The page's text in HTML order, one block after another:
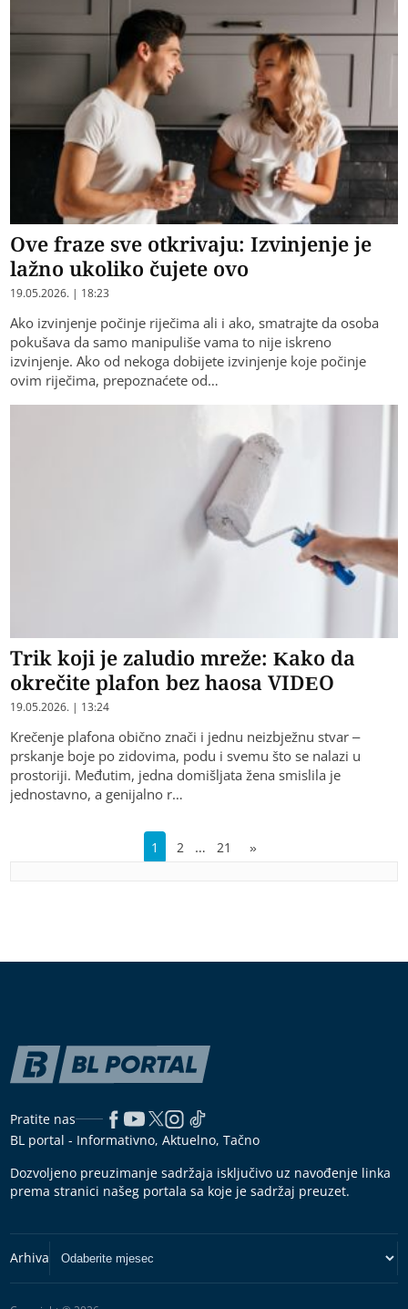
Ove fraze sve otkrivaju: Izvinjenje je
lažno ukoliko čujete ovo
19.05.2026. | 18:23
Ako izvinjenje počinje riječima ali i ako, smatrajte da osoba
pokušava da samo manipuliše vama to nije iskreno
izvinjenje. Ako od nekoga dobijete izvinjenje koje počinje
ovim riječima, prepoznaćete od…
Trik koji je zaludio mreže: Kako da
okrečite plafon bez haosa VIDEO
19.05.2026. | 13:24
Krečenje plafona obično znači i jednu neizbježnu stvar –
prskanje boje po zidovima, podu i svemu što se nalazi u
prostoriji. Međutim, jedna domišljata žena smislila je
jednostavno, a genijalno r…
1 2 … 21 »
Pratite nas
BL portal - Informativno, Aktuelno, Tačno
Dozvoljeno preuzimanje sadržaja isključivo uz navođenje linka
prema stranici našeg portala sa koje je sadržaj preuzet.